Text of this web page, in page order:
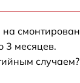
на
3 месяцев.
случаем?